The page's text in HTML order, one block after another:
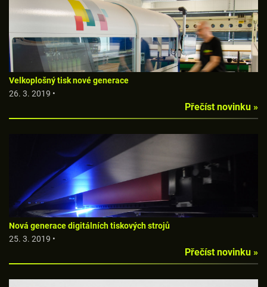
Velkoplošný tisk nové generace
26. 3. 2019 •
Přečíst novinku »
Nová generace digitálních tiskových strojů
25. 3. 2019 •
Přečíst novinku »